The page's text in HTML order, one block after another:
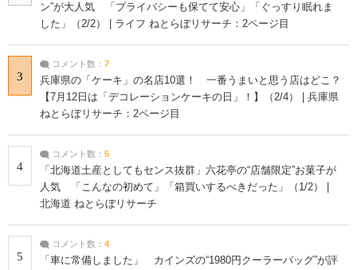
ン”が大人気 「プライバシーも保てて安心」「ぐっすり眠れま
した」（2/2） | ライフ ねとらぼリサーチ：2ページ目
3
コメント数： 7
兵庫県の「ケーキ」の名店10選！ 一番うまいと思う店はどこ？
【7月12日は「デコレーションケーキの日」！】（2/4） | 兵庫県
ねとらぼリサーチ：2ページ目
4
コメント数： 5
「北海道土産としてもセンス抜群」六花亭の“店舗限定”お菓子が
人気 「こんなの初めて」「箱買いするべきだった」（1/2） |
北海道 ねとらぼリサーチ
5
コメント数： 4
「車に常備しました」 カインズの“1980円クーラーバッグ”が評